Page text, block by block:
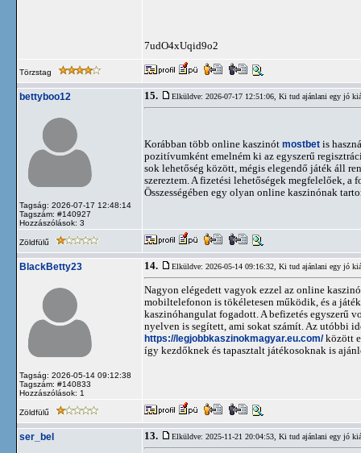
7udO4xUqid9o2
Törzstag
bettyboo12
Tagság: 2026-07-17 12:48:14
Tagszám: #140927
Hozzászólások: 3
15. Elküldve: 2026-07-17 12:51:06, Ki tud ajánlani egy jó
Korábban több online kaszinót mostbet is
pozitívumként emelném ki az egyszerű
sok lehetőség között, mégis elegendő játék áll
szereztem. A fizetési lehetőségek megfelelőek,
Összességében egy olyan online kaszinónak
Zöldfülű
BlackBetty23
Tagság: 2026-05-14 09:12:38
Tagszám: #140833
Hozzászólások: 1
14. Elküldve: 2026-05-14 09:16:32, Ki tud ajánlani egy jó
Nagyon elégedett vagyok ezzel az online
mobiltelefonon is tökéletesen működik, és a
kaszinóhangulat fogadott. A befizetés egyszerű
nyelven is segített, ami sokat számít. Az utóbbi
https://legjobbkaszinokmagyar.eu.com/között
így kezdőknek és tapasztalt játékosoknak is
Zöldfülű
ser_bel 13. Elküldve: 2025-11-21 20:04:53, Ki tud ajánlani egy jó